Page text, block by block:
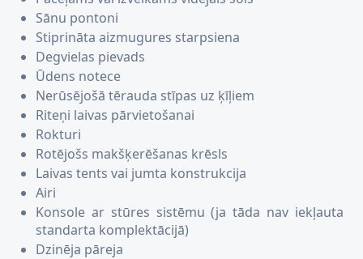
Sānu pontoni
Stiprināta aizmugures starpsiena
Degvielas pievads
Ūdens notece
Nerūsējošā tērauda stīpas uz ķīļiem
Riteņi laivas pārvietošanai
Rokturi
Rotējošs makšķerēšanas krēsls
Laivas tents vai jumta konstrukcija
Airi
Konsole ar stūres sistēmu (ja tāda nav iekļauta
standarta komplektācijā)
Dzinēja pāreja